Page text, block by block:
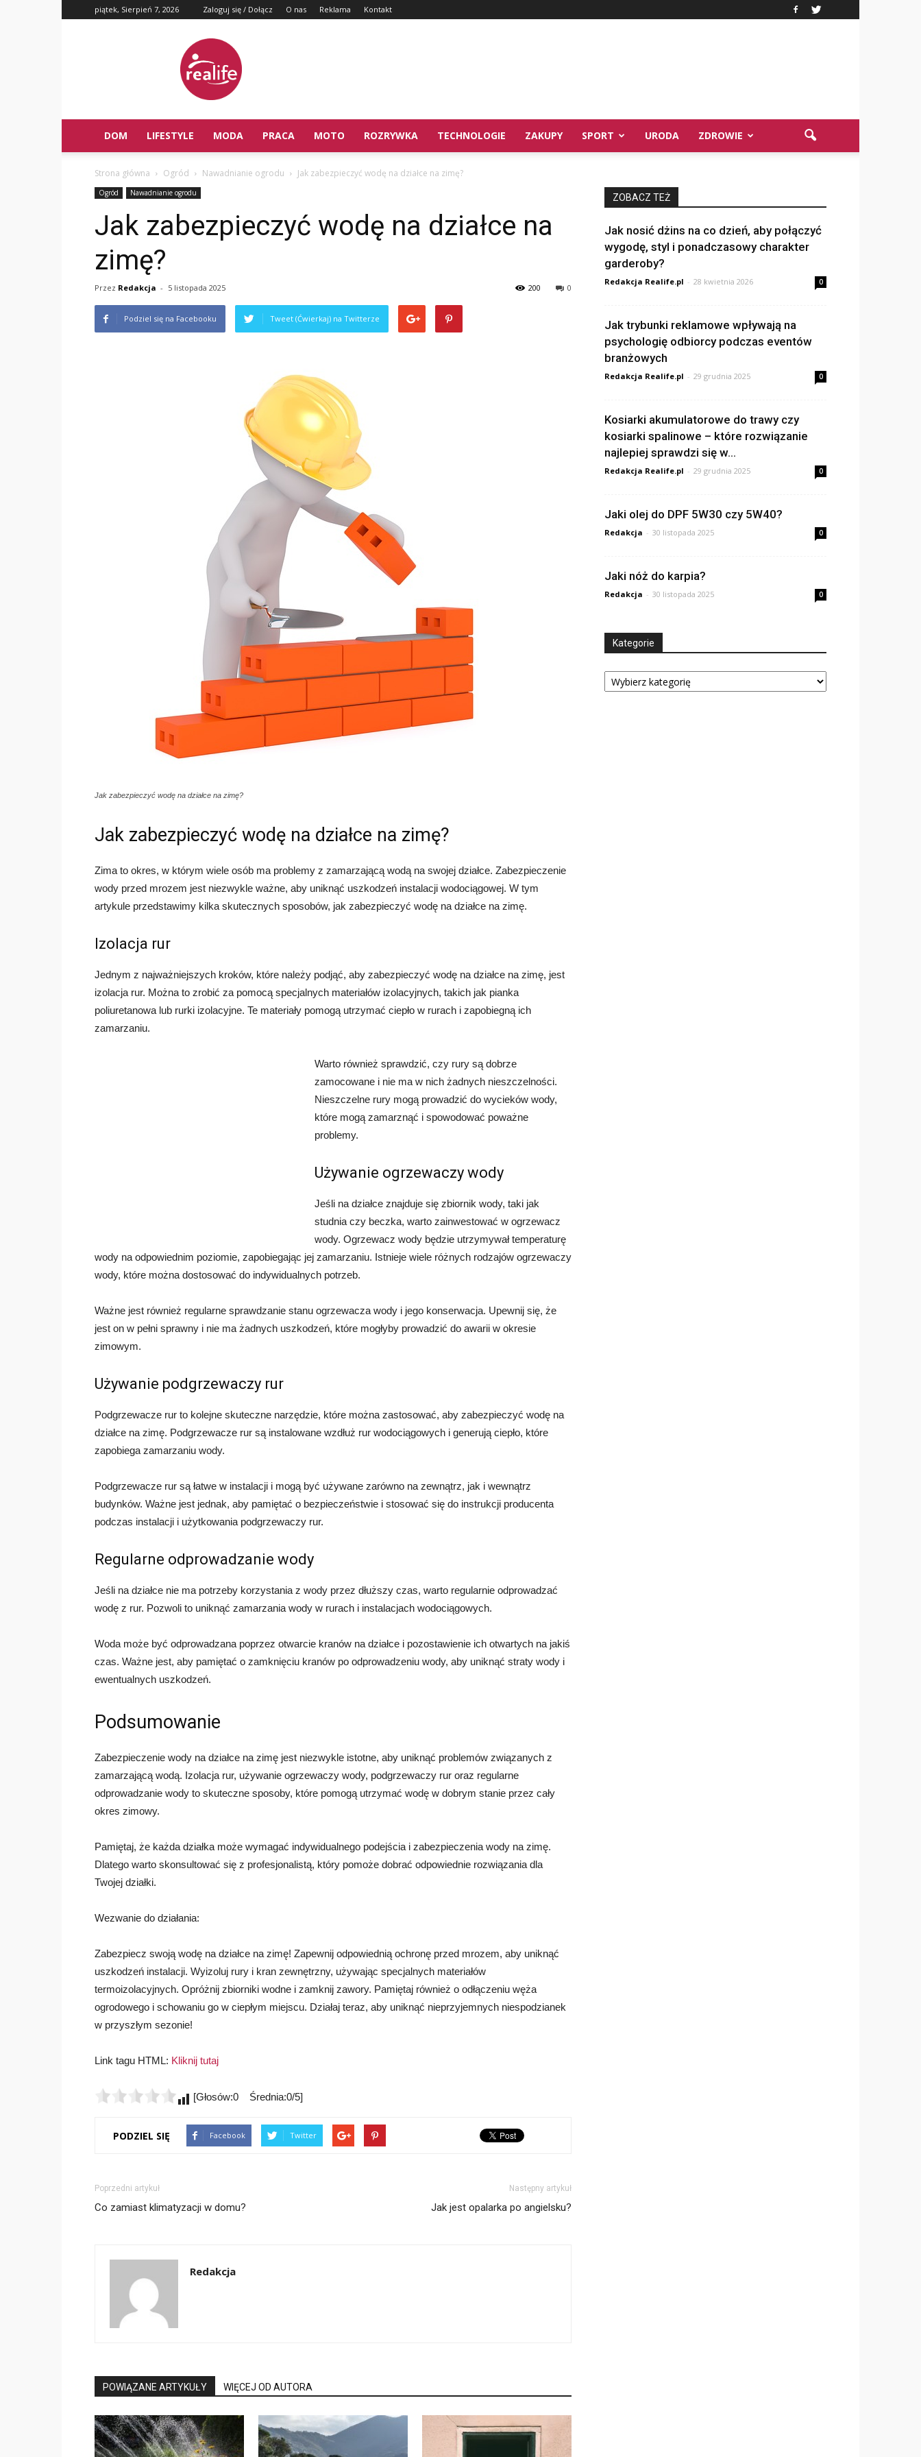
piątek, Sierpień 7, 2026 Zaloguj się / Dołącz O nas Reklama Kontakt
DOM LIFESTYLE MODA PRACA MOTO ROZRYWKA TECHNOLOGIE ZAKUPY SPORT URODA ZDROWIE
Strona główna Ogród Nawadnianie ogrodu Jak zabezpieczyć wodę na działce na zimę?
Ogród Nawadnianie ogrodu
Jak zabezpieczyć wodę na działce na
zimę?
Przez Redakcja - 5 listopada 2025 0
200
Podziel się na Facebooku Tweet (Ćwierkaj) na Twitterze
Jak zabezpieczyć wodę na działce na zimę?
Jak zabezpieczyć wodę na działce na zimę?
Zima to okres, w którym wiele osób ma problemy z zamarzającą wodą na swojej działce. Zabezpieczenie
wody przed mrozem jest niezwykle ważne, aby uniknąć uszkodzeń instalacji wodociągowej. W tym
artykule przedstawimy kilka skutecznych sposobów, jak zabezpieczyć wodę na działce na zimę.
Izolacja rur
Jednym z najważniejszych kroków, które należy podjąć, aby zabezpieczyć wodę na działce na zimę, jest
izolacja rur. Można to zrobić za pomocą specjalnych materiałów izolacyjnych, takich jak pianka
poliuretanowa lub rurki izolacyjne. Te materiały pomogą utrzymać ciepło w rurach i zapobiegną ich
zamarzaniu.
Warto również sprawdzić, czy rury są dobrze
zamocowane i nie ma w nich żadnych nieszczelności.
Nieszczelne rury mogą prowadzić do wycieków wody,
które mogą zamarznąć i spowodować poważne
problemy.
Używanie ogrzewaczy wody
Jeśli na działce znajduje się zbiornik wody, taki jak
studnia czy beczka, warto zainwestować w ogrzewacz
wody. Ogrzewacz wody będzie utrzymywał temperaturę
wody na odpowiednim poziomie, zapobiegając jej zamarzaniu. Istnieje wiele różnych rodzajów ogrzewaczy
wody, które można dostosować do indywidualnych potrzeb.
Ważne jest również regularne sprawdzanie stanu ogrzewacza wody i jego konserwacja. Upewnij się, że
jest on w pełni sprawny i nie ma żadnych uszkodzeń, które mogłyby prowadzić do awarii w okresie
zimowym.
Używanie podgrzewaczy rur
Podgrzewacze rur to kolejne skuteczne narzędzie, które można zastosować, aby zabezpieczyć wodę na
działce na zimę. Podgrzewacze rur są instalowane wzdłuż rur wodociągowych i generują ciepło, które
zapobiega zamarzaniu wody.
Podgrzewacze rur są łatwe w instalacji i mogą być używane zarówno na zewnątrz, jak i wewnątrz
budynków. Ważne jest jednak, aby pamiętać o bezpieczeństwie i stosować się do instrukcji producenta
podczas instalacji i użytkowania podgrzewaczy rur.
Regularne odprowadzanie wody
Jeśli na działce nie ma potrzeby korzystania z wody przez dłuższy czas, warto regularnie odprowadzać
wodę z rur. Pozwoli to uniknąć zamarzania wody w rurach i instalacjach wodociągowych.
Woda może być odprowadzana poprzez otwarcie kranów na działce i pozostawienie ich otwartych na jakiś
czas. Ważne jest, aby pamiętać o zamknięciu kranów po odprowadzeniu wody, aby uniknąć straty wody i
ewentualnych uszkodzeń.
Podsumowanie
Zabezpieczenie wody na działce na zimę jest niezwykle istotne, aby uniknąć problemów związanych z
zamarzającą wodą. Izolacja rur, używanie ogrzewaczy wody, podgrzewaczy rur oraz regularne
odprowadzanie wody to skuteczne sposoby, które pomogą utrzymać wodę w dobrym stanie przez cały
okres zimowy.
Pamiętaj, że każda działka może wymagać indywidualnego podejścia i zabezpieczenia wody na zimę.
Dlatego warto skonsultować się z profesjonalistą, który pomoże dobrać odpowiednie rozwiązania dla
Twojej działki.
Wezwanie do działania:
Zabezpiecz swoją wodę na działce na zimę! Zapewnij odpowiednią ochronę przed mrozem, aby uniknąć
uszkodzeń instalacji. Wyizoluj rury i kran zewnętrzny, używając specjalnych materiałów
termoizolacyjnych. Opróżnij zbiorniki wodne i zamknij zawory. Pamiętaj również o odłączeniu węża
ogrodowego i schowaniu go w ciepłym miejscu. Działaj teraz, aby uniknąć nieprzyjemnych niespodzianek
w przyszłym sezonie!
Link tagu HTML: Kliknij tutaj
[Głosów:0 Średnia:0/5]
PODZIEL SIĘ Facebook Twitter
Poprzedni artykuł
Co zamiast klimatyzacji w domu?
Następny artykuł
Jak jest opalarka po angielsku?
Redakcja
POWIĄZANE ARTYKUŁY WIĘCEJ OD AUTORA
ZOBACZ TEŻ
Jak nosić dżins na co dzień, aby połączyć
wygodę, styl i ponadczasowy charakter
garderoby?
Redakcja Realife.pl - 28 kwietnia 2026 0
Jak trybunki reklamowe wpływają na
psychologię odbiorcy podczas eventów
branżowych
Redakcja Realife.pl - 29 grudnia 2025 0
Kosiarki akumulatorowe do trawy czy
kosiarki spalinowe – które rozwiązanie
najlepiej sprawdzi się w...
Redakcja Realife.pl - 29 grudnia 2025 0
Jaki olej do DPF 5W30 czy 5W40?
Redakcja - 30 listopada 2025 0
Jaki nóż do karpia?
Redakcja - 30 listopada 2025 0
Kategorie
Kategorie